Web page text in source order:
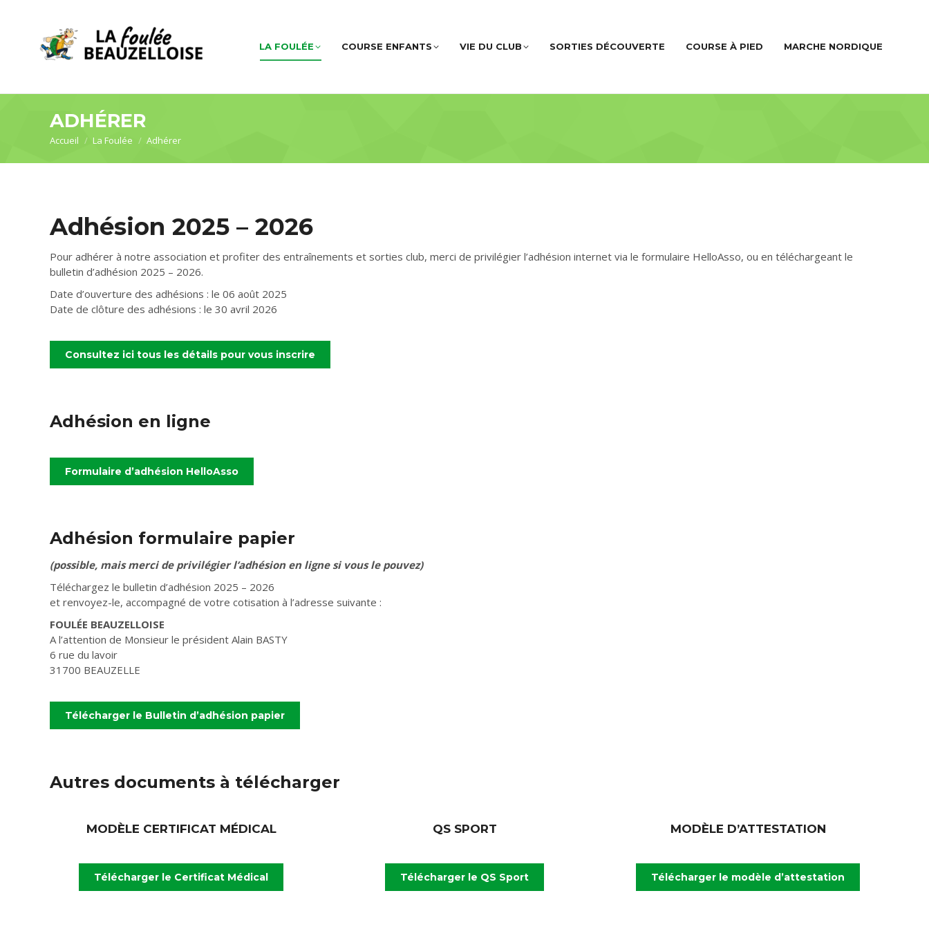
LA FOULÉE COURSE ENFANTS VIE DU CLUB SORTIES DÉCOUVERTE COURSE À PIED MARCHE NORDIQUE
ADHÉRER
Vous êtes ici :
Accueil La Foulée Adhérer
Adhésion 2025 – 2026
Pour adhérer à notre association et profiter des entraînements et sorties club, merci de privilégier l’adhésion internet via le formulaire HelloAsso, ou en téléchargeant le
bulletin d’adhésion 2025 – 2026.
Date d’ouverture des adhésions : le 06 août 2025
Date de clôture des adhésions : le 30 avril 2026
Consultez ici tous les détails pour vous inscrire
Adhésion en ligne
Formulaire d’adhésion HelloAsso
Adhésion formulaire papier
(possible, mais merci de privilégier l’adhésion en ligne si vous le pouvez)
Téléchargez le bulletin d’adhésion 2025 – 2026
et renvoyez-le, accompagné de votre cotisation à l’adresse suivante :
FOULÉE BEAUZELLOISE
A l’attention de Monsieur le président Alain BASTY
6 rue du lavoir
31700 BEAUZELLE
Télécharger le Bulletin d’adhésion papier
Autres documents à télécharger
MODÈLE CERTIFICAT MÉDICAL
Télécharger le Certificat Médical
QS SPORT
Télécharger le QS Sport
MODÈLE D’ATTESTATION
Télécharger le modèle d’attestation